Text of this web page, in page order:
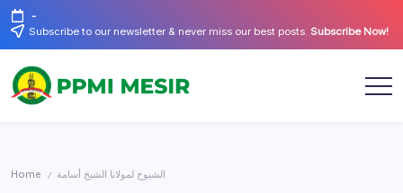
Skip
to
content
-
Subscribe to our newsletter & never miss our best posts. Subscribe Now!
Home / الشيوخ لمولانا الشيخ أسامة